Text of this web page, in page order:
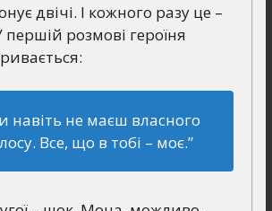
двічі. І кожного разу це –
розмові героїня
навіть не маєш власного
Все, що в тобі – моє.”